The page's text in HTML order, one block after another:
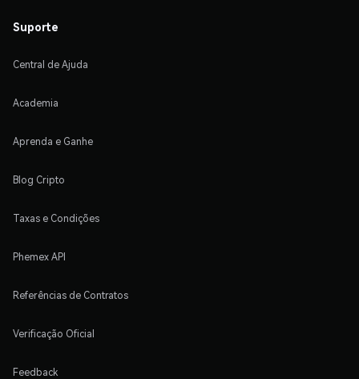
Suporte
Central de Ajuda
Academia
Aprenda e Ganhe
Blog Cripto
Taxas e Condições
Phemex API
Referências de Contratos
Verificação Oficial
Feedback